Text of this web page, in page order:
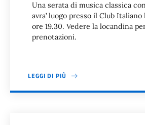
Una serata di musica classica
avra’ luogo presso il Club Italiano
ore 19.30. Vedere la locandina
prenotazioni.
LEGGI DI PIÙ